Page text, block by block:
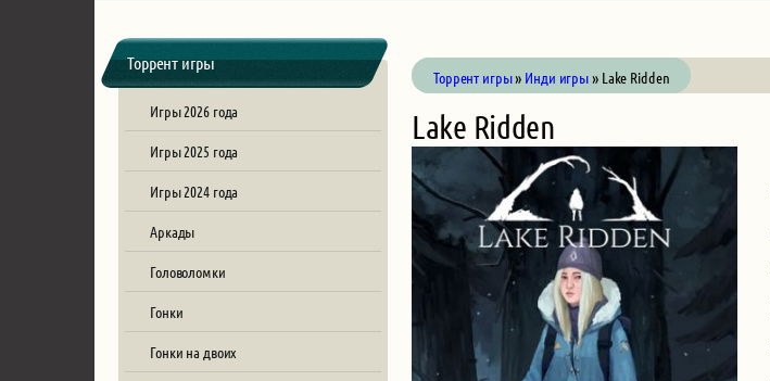
Торрент игры
Игры 2026 года
Игры 2025 года
Игры 2024 года
Аркады
Головоломки
Гонки
Гонки на двоих
Торрент игры» Инди игры» Lake Ridden
Lake Ridden